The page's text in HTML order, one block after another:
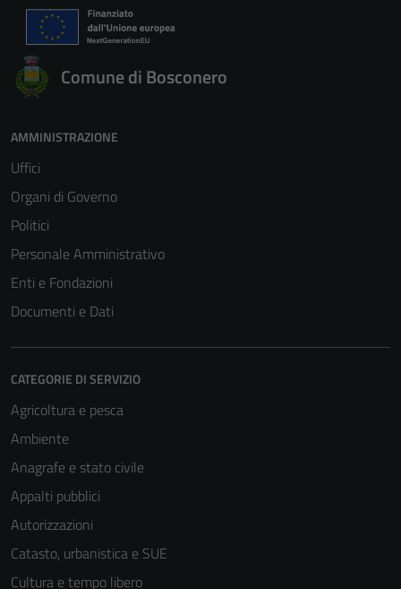
Comune di Bosconero
AMMINISTRAZIONE
Uffici
Organi di Governo
Politici
Personale Amministrativo
Enti e Fondazioni
Documenti e Dati
CATEGORIE DI SERVIZIO
Agricoltura e pesca
Ambiente
Anagrafe e stato civile
Appalti pubblici
Autorizzazioni
Catasto, urbanistica e SUE
Cultura e tempo libero